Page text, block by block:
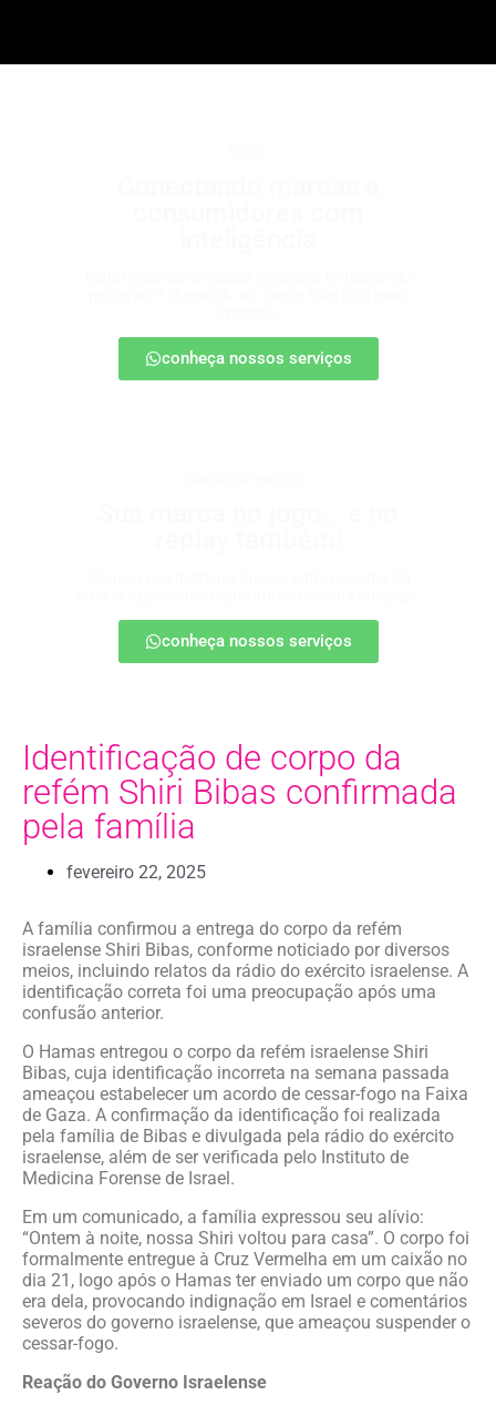
conheça nossos serviços
conheça nossos serviços
Identificação de corpo da
refém Shiri Bibas confirmada
pela família
fevereiro 22, 2025
A família confirmou a entrega do corpo da refém
israelense Shiri Bibas, conforme noticiado por diversos
meios, incluindo relatos da rádio do exército israelense. A
identificação correta foi uma preocupação após uma
confusão anterior.
O Hamas entregou o corpo da refém israelense Shiri
Bibas, cuja identificação incorreta na semana passada
ameaçou estabelecer um acordo de cessar-fogo na Faixa
de Gaza. A confirmação da identificação foi realizada
pela família de Bibas e divulgada pela rádio do exército
israelense, além de ser verificada pelo Instituto de
Medicina Forense de Israel.
Em um comunicado, a família expressou seu alívio:
“Ontem à noite, nossa Shiri voltou para casa”. O corpo foi
formalmente entregue à Cruz Vermelha em um caixão no
dia 21, logo após o Hamas ter enviado um corpo que não
era dela, provocando indignação em Israel e comentários
severos do governo israelense, que ameaçou suspender o
cessar-fogo.
Reação do Governo Israelense